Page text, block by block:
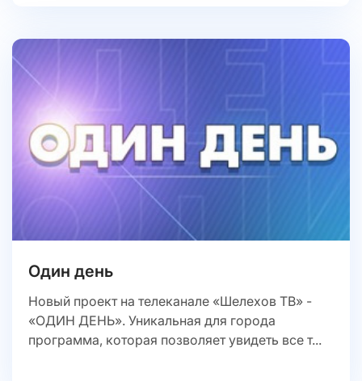
Один день
Новый проект на телеканале «Шелехов ТВ» -
«ОДИН ДЕНЬ». Уникальная для города
программа, которая позволяет увидеть все т...